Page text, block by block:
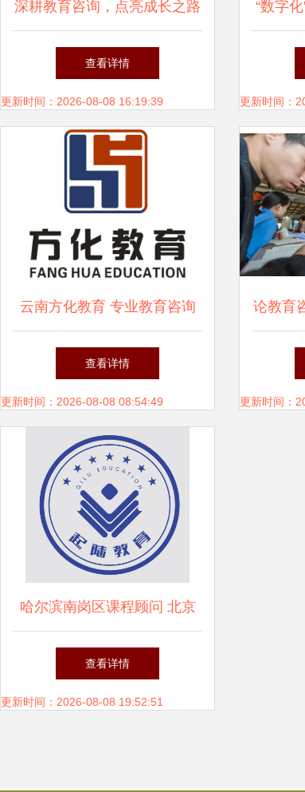
深耕教育咨询，点亮成长之路
——上海启星教育信息咨询服
务解析
查看详情
更新时间：2026-08-08 16:19:39
“数字
在推
更新时间：
云南方化教育 专业教育咨询
引领成长之路
查看详情
更新时间：2026-08-08 08:54:49
论教育
催化
更新时间：
哈尔滨南岗区课程顾问 北京
起陆国际教育2025年教育咨询
服务展望
查看详情
更新时间：2026-08-08 19:52:51